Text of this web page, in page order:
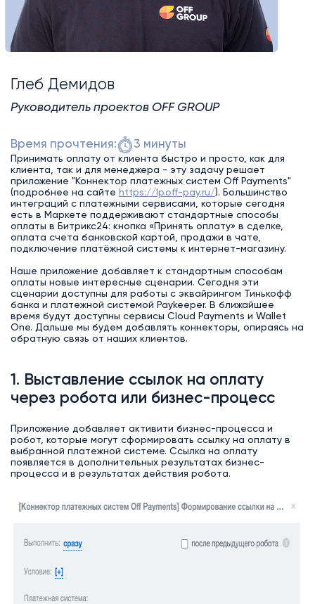
Глеб Демидов
Руководитель проектов OFF GROUP
Время прочтения: 3 минуты
Принимать оплату от клиента быстро и просто, как для
клиента, так и для менеджера - эту задачу решает
приложение "Коннектор платежных систем Off Payments"
(подробнее на сайте https://lp.off-pay.ru/). Большинство
интеграций с платежными сервисами, которые сегодня
есть в Маркете поддерживают стандартные способы
оплаты в Битрикс24: кнопка «Принять оплату» в сделке,
оплата счета банковской картой, продажи в чате,
подключение платёжной системы к интернет-магазину.
Наше приложение добавляет к стандартным способам
оплаты новые интересные сценарии. Сегодня эти
сценарии доступны для работы с эквайрингом Тинькофф
банка и платежной системой Paykeeper. В ближайшее
время будут доступны сервисы Cloud Payments и Wallet
One. Дальше мы будем добавлять коннекторы, опираясь на
обратную связь от наших клиентов.
1. Выставление ссылок на оплату
через робота или бизнес-процесс
Приложение добавляет активити бизнес-процесса и
робот, которые могут сформировать ссылку на оплату в
выбранной платежной системе. Ссылка на оплату
появляется в дополнительных результатах бизнес-
процесса и в результатах действия робота.